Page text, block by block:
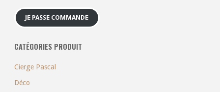
JE PASSE COMMANDE
CATÉGORIES PRODUIT
Cierge Pascal
Déco